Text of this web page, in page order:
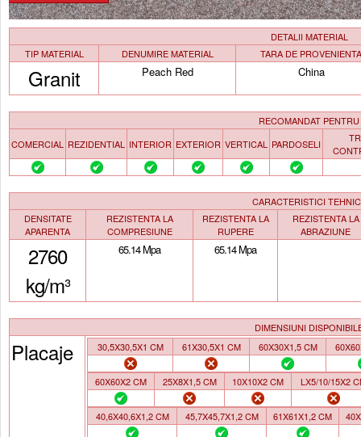
DETALII MATERIAL
TIP MATERIAL
DENUMIRE MATERIAL TARA DE PROVENIENTA
Granit Peach Red China
RECOMANDAT PENTRU
COMERCIAL
REZIDENTIAL INTERIOR EXTERIOR VERTICAL PARDOSELI
CARACTERISTICI
DENSITATE
APARENTA
REZISTENTA LA
COMPRESIUNE
REZISTENTA LA
RUPERE
REZISTENTA LA
ABRAZIUNE
2760
kg/m³
65.14 Mpa 65.14 Mpa
DIMENSIUNI
Placaje 30,5X30,5X1 CM 61X30,5X1 CM 60X30X1,5 CM
60X60X2 CM 25X8X1,5 CM 10X10X2 CM LX5/10/15X2
40,6X40,6X1,2 CM 45,7X45,7X1,2 CM 61X61X1,2 CM